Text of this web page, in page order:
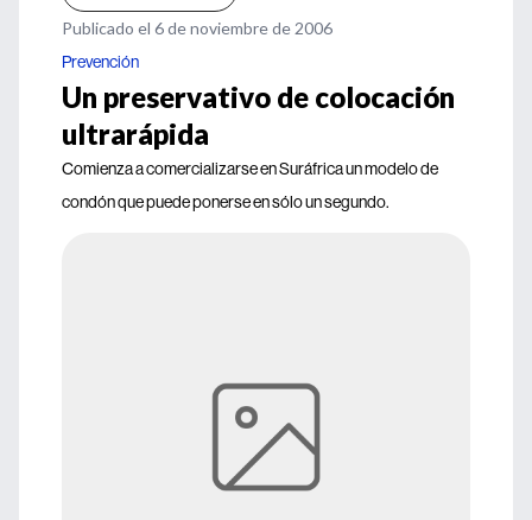
Publicado el 6 de noviembre de 2006
Prevención
Un preservativo de colocación
ultrarápida
Comienza a comercializarse en Suráfrica un modelo de
condón que puede ponerse en sólo un segundo.